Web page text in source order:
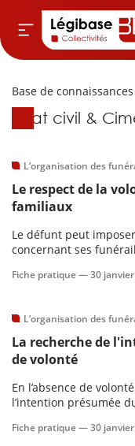
& Cimetières
& Élu local
Finances locales
publique
Base de connaissances
Base de
État civil &
L’organisation des
Le respect de la
familiaux
Le défunt peut
concernant ses
funérailles doit
Fiche pratique —30
L’organisation des
La recherche de
de volonté
En l’absence de
l’intention présumée
présumée sur la
Fiche pratique —30